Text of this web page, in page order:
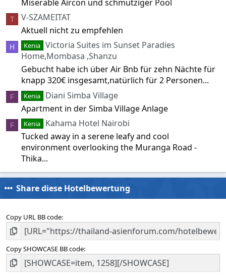
Miserable Aircon und schmutziger Pool
T
V-SZAMEITAT
Aktuell nicht zu empfehlen
H Kenia Victoria Suites im Sunset Paradies
Home,Mombasa ,Shanzu
Gebucht habe ich über Air Bnb für zehn Nächte für
knapp 320€ insgesamt,natürlich für 2 Personen...
F Kenia
Diani Simba Village
Apartment in der Simba Village Anlage
F Kenia
Kahama Hotel Nairobi
Tucked away in a serene leafy and cool
environment overlooking the Muranga Road -
Thika...
Share diese Hotelbewertung
Copy URL BB code
Copy SHOWCASE BB code